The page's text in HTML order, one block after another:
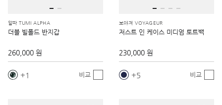
알파 TUMI ALPHA
더블 빌폴드 반지갑
260,000 원
1 비교
보야져 VOYAGEUR
저스트 인 케이스 미디엄 토트백
230,000 원
5 비교